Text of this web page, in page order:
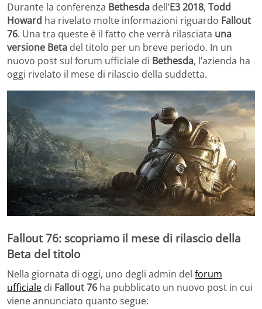
Durante la conferenza Bethesda dell’E3 2018, Todd
Howard ha rivelato molte informazioni riguardo Fallout
76. Una tra queste è il fatto che verrà rilasciata una
versione Beta del titolo per un breve periodo. In un
nuovo post sul forum ufficiale di Bethesda, l’azienda ha
oggi rivelato il mese di rilascio della suddetta.
Fallout 76: scopriamo il mese di rilascio della
Beta del titolo
Nella giornata di oggi, uno degli admin del forum
ufficiale di Fallout 76 ha pubblicato un nuovo post in cui
viene annunciato quanto segue: